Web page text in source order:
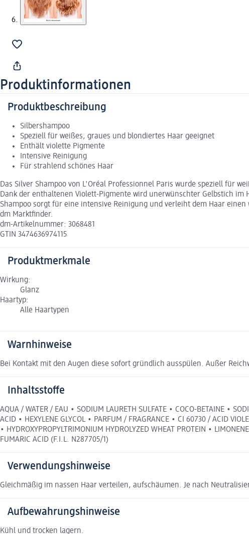
Produktinformationen
Produktbeschreibung
Silbershampoo
Speziell für weißes, graues und blondiertes Haar geeignet
Enthält violette Pigmente
Intensive Reinigung
Für strahlend schönes Haar
Das Silver Shampoo von L'Oréal Professionnel Paris wurde speziell für
Dank der enthaltenen Violett-Pigmente wird unerwünschter Gelbstich
Shampoo sorgt für eine intensive Reinigung und verleiht dem Haar
dm Marktfinder.
dm-Artikelnummer: 3068481
GTIN 3474636974115
Produktmerkmale
Wirkung:
Glanz
Haartyp:
Alle Haartypen
Warnhinweise
Bei Kontakt mit den Augen diese sofort gründlich ausspülen. Außer
Inhaltsstoffe
AQUA / WATER / EAU • SODIUM LAURETH SULFATE • COCO-BETAINE •
ACID • HEXYLENE GLYCOL • PARFUM / FRAGRANCE • CI 60730 / ACID
• HYDROXYPROPYLTRIMONIUM HYDROLYZED WHEAT PROTEIN •
FUMARIC ACID (F.I.L. N287705/1)
Verwendungshinweise
Gleichmäßig im nassen Haar verteilen, aufschäumen. Je nach
Aufbewahrungshinweise
Kühl und trocken lagern.